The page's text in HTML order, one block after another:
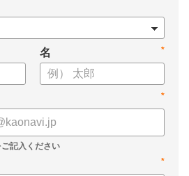
*
名
*
*